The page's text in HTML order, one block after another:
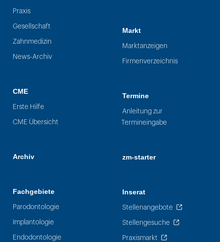
Praxis
Gesellschaft
Zahnmedizin
News-Archiv
CME
Erste Hilfe
CME Übersicht
Archiv
Fachgebiete
Parodontologie
Implantologie
Endodontologie
Markt
Marktanzeigen
Firmenverzeichnis
Termine
Anleitung zur
Termineingabe
zm-starter
Inserat
Stellenangebote
Stellengesuche
Praxismarkt